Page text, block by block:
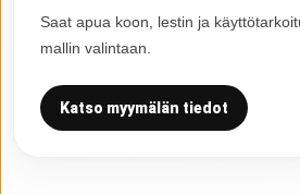
Saat apua koon, lestin ja
mallin valintaan.
Katso myymälän tiedot